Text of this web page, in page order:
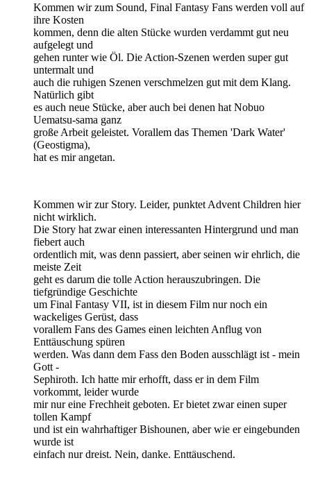
Kommen wir zum Sound, Final Fantasy Fans werden voll auf
ihre Kosten
kommen, denn die alten Stücke wurden verdammt gut neu
aufgelegt und
gehen runter wie Öl. Die Action-Szenen werden super gut
untermalt und
auch die ruhigen Szenen verschmelzen gut mit dem Klang.
Natürlich gibt
es auch neue Stücke, aber auch bei denen hat Nobuo
Uematsu-sama ganz
große Arbeit geleistet. Vorallem das Themen 'Dark Water'
(Geostigma),
hat es mir angetan.
Kommen wir zur Story. Leider, punktet Advent Children hier
nicht wirklich.
Die Story hat zwar einen interessanten Hintergrund und man
fiebert auch
ordentlich mit, was denn passiert, aber seinen wir ehrlich, die
meiste Zeit
geht es darum die tolle Action herauszubringen. Die
tiefgründige Geschichte
um Final Fantasy VII, ist in diesem Film nur noch ein
wackeliges Gerüst, dass
vorallem Fans des Games einen leichten Anflug von
Enttäuschung spüren
werden. Was dann dem Fass den Boden ausschlägt ist - mein
Gott -
Sephiroth. Ich hatte mir erhofft, dass er in dem Film
vorkommt, leider wurde
mir nur eine Frechheit geboten. Er bietet zwar einen super
tollen Kampf
und ist ein wahrhaftiger Bishounen, aber wie er eingebunden
wurde ist
einfach nur dreist. Nein, danke. Enttäuschend.